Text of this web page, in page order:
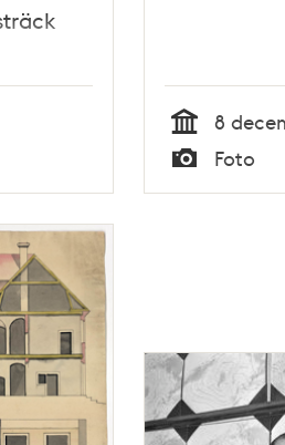
Tid
8
Typ
Foto